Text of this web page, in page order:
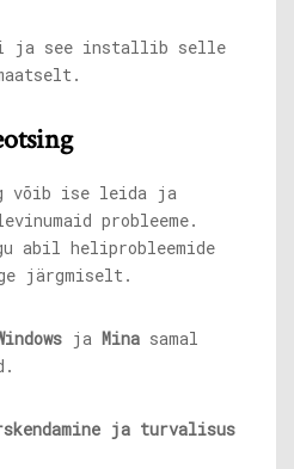
ja see installib selle
võib ise leida ja
probleeme.
abil heliprobleemide
järgmiselt.
ja Mina samal
ja turvalisus